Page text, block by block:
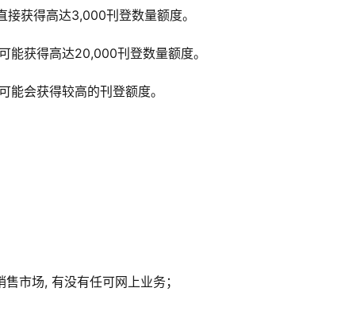
获得高达3,000刊登数量额度。
能获得高达20,000刊登数量额度。
会获得较高的刊登额度。
市场, 有没有任可网上业务；